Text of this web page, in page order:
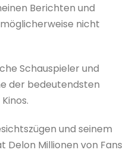
Berichten und
nicht
Schauspieler und
der bedeutendsten
und seinem
Delon Millionen von Fans